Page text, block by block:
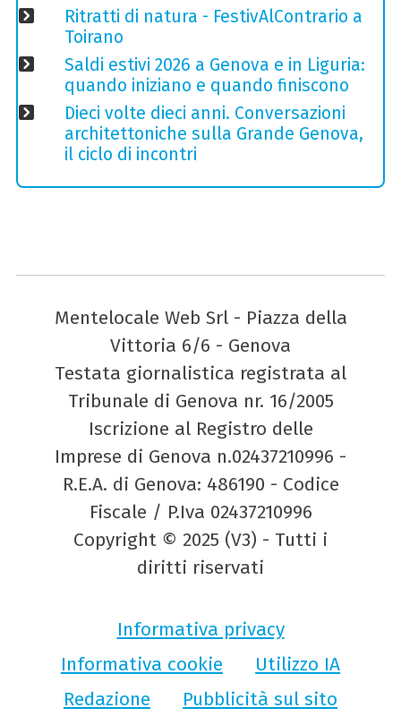
Ritratti di natura - FestivAlContrario a
Toirano
Saldi estivi 2026 a Genova e in Liguria:
quando iniziano e quando finiscono
Dieci volte dieci anni. Conversazioni
architettoniche sulla Grande Genova,
il ciclo di incontri
Mentelocale Web Srl - Piazza della
Vittoria 6/6 - Genova
Testata giornalistica registrata al
Tribunale di Genova nr. 16/2005
Iscrizione al Registro delle
Imprese di Genova n.02437210996 -
R.E.A. di Genova: 486190 - Codice
Fiscale / P.Iva 02437210996
Copyright © 2025 (V3) - Tutti i
diritti riservati
Informativa privacy
Informativa cookie
Utilizzo IA
Redazione
Pubblicità sul sito